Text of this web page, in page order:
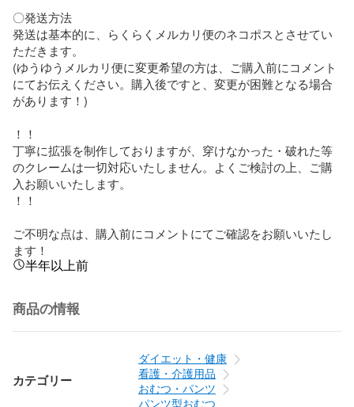
〇発送方法
発送は基本的に、らくらくメルカリ便のネコポスとさせてい
ただきます。
(ゆうゆうメルカリ便に変更希望の方は、ご購入前にコメント
にてお伝えください。購入後ですと、変更が困難となる場合
があります！)
！！
丁寧に拡張を制作しておりますが、穿けなかった・破れた等
のクレームは一切対応いたしません。よくご検討の上、ご購
入お願いいたします。
！！
ご不明な点は、購入前にコメントにてご確認をお願いいたし
ます！
半年以上前
商品の情報
カテゴリー
ダイエット・健康
看護・介護用品
おむつ・パンツ
パンツ型おむつ